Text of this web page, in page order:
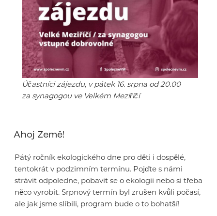
Účastníci zájezdu, v pátek 16. srpna od 20.00
za synagogou ve Velkém Meziříčí
Ahoj Země!
Pátý ročník ekologického dne pro děti i dospělé,
tentokrát v podzimním termínu. Pojďte s námi
strávit odpoledne, pobavit se o ekologii nebo si třeba
něco vyrobit. Srpnový termín byl zrušen kvůli počasí,
ale jak jsme slíbili, program bude o to bohatší!